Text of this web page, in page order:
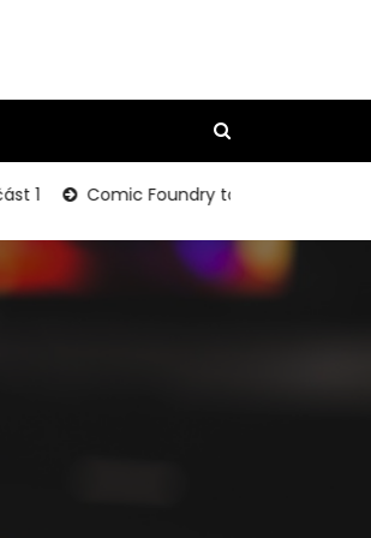
Comic Foundry to Restare Publishing